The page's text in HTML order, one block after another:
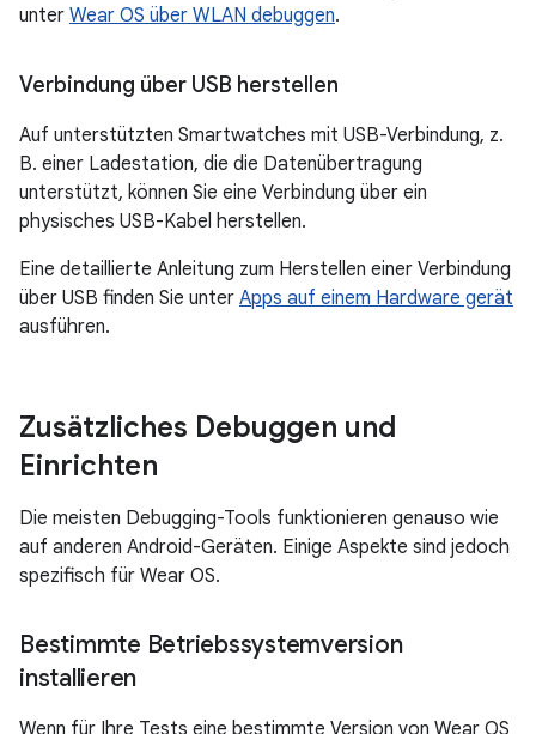
unter Wear OS über WLAN debuggen.
Verbindung über USB herstellen
Auf unterstützten Smartwatches mit USB-Verbindung, z.
B. einer Ladestation, die die Datenübertragung
unterstützt, können Sie eine Verbindung über ein
physisches USB-Kabel herstellen.
Eine detaillierte Anleitung zum Herstellen einer Verbindung
über USB finden Sie unter Apps auf einem Hardware gerät
ausführen.
Zusätzliches Debuggen und
Einrichten
Die meisten Debugging-Tools funktionieren genauso wie
auf anderen Android-Geräten. Einige Aspekte sind jedoch
spezifisch für Wear OS.
Bestimmte Betriebssystemversion
installieren
Wenn für Ihre Tests eine bestimmte Version von Wear OS